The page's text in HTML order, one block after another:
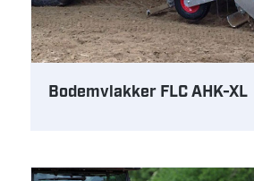
Bodemvlakker FLC AHK-XL